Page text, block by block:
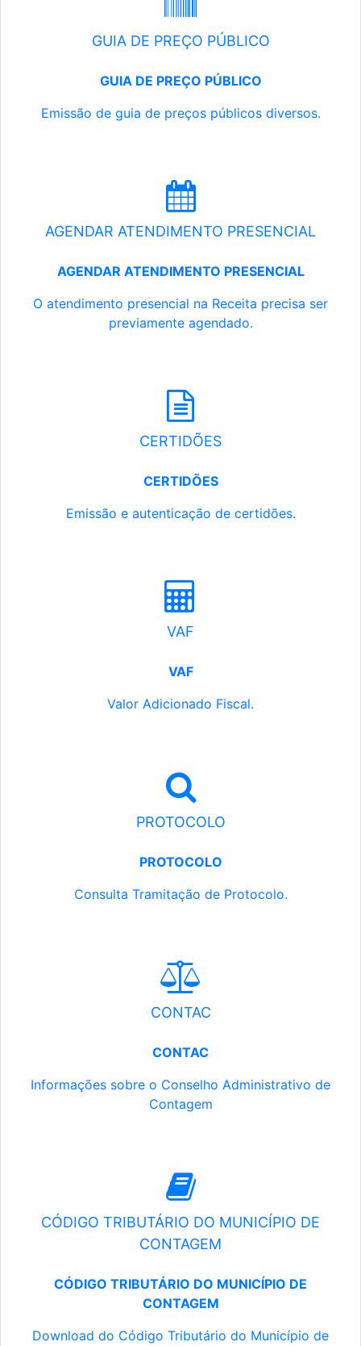
GUIA DE PREÇO PÚBLICO
GUIA DE PREÇO PÚBLICO
Emissão de guia de preços públicos diversos.
AGENDAR ATENDIMENTO PRESENCIAL
AGENDAR ATENDIMENTO PRESENCIAL
O atendimento presencial na Receita precisa ser
previamente agendado.
CERTIDÕES
CERTIDÕES
Emissão e autenticação de certidões.
VAF
VAF
Valor Adicionado Fiscal.
PROTOCOLO
PROTOCOLO
Consulta Tramitação de Protocolo.
CONTAC
CONTAC
Informações sobre o Conselho Administrativo de
Contagem
CÓDIGO TRIBUTÁRIO DO MUNICÍPIO DE
CONTAGEM
CÓDIGO TRIBUTÁRIO DO MUNICÍPIO DE
CONTAGEM
Download do Código Tributário do Município de